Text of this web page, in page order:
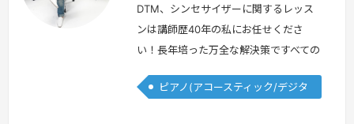
本
本
DTM、シンセサイザーに関するレッス
ンは講師歴40年の私にお任せくださ
い！長年培った万全な解決策ですべての
＞学生時代より数々のコンテストに出場
ピアノ(アコースティック/デジタ